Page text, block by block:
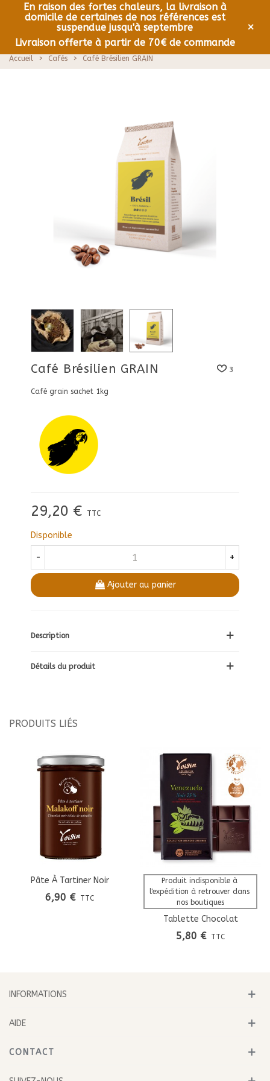
Menu 0
Accueil > Cafés > Café Brésilien GRAIN
Café Brésilien GRAIN 3
Café grain sachet 1kg
29,20 € TTC
Disponible
- +
Ajouter au panier
Description
Détails du produit
PRODUITS LIÉS
Pâte À Tartiner Noir
Malakoff
6,90 € TTC
Produit indisponible à
l'expédition à retrouver dans
nos boutiques
Tablette Chocolat
Venezuela Noir 75%
Grandes Origines
5,80 € TTC
INFORMATIONS
AIDE
CONTACT
En raison des fortes chaleurs, la livraison à
domicile de certaines de nos références est
suspendue jusqu'à septembre
Livraison offerte à partir de 70€ de commande
×